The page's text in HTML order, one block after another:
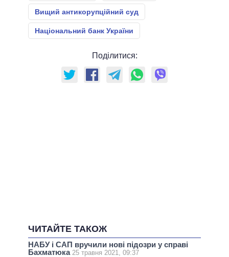
Вищий антикорупційний суд
Національний банк України
Поділитися:
ЧИТАЙТЕ ТАКОЖ
НАБУ і САП вручили нові підозри у справі
Бахматюка 25 травня 2021, 09:37